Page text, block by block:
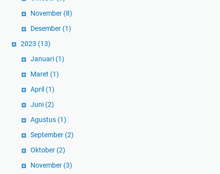
November (8)
Desember (1)
2023 (13)
Januari (1)
Maret (1)
April (1)
Juni (2)
Agustus (1)
September (2)
Oktober (2)
November (3)